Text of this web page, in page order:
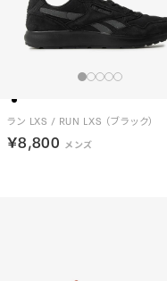
ラン LXS / RUN LXS （ブラック）
￥8,800